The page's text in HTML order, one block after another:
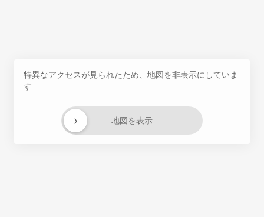
特異なアクセスが見られたため、地図を非表示にしていま
す
地図を表示
›